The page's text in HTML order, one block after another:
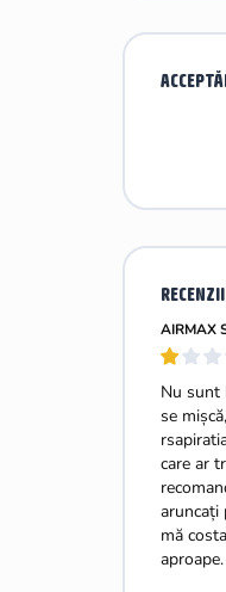
Nu sunt
se
care ar
aruncați
mă
aproape.